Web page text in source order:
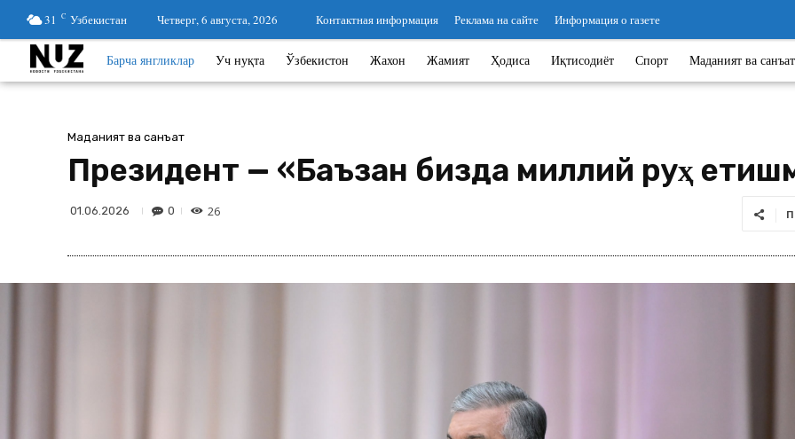
31 C Узбекистан Четверг, 6 августа, 2026 Контактная информация Реклама на сайте Информация о газете
Барча янгликлар Уч нуқта Ўзбекистон Жахон Жамият Ҳодиса Иқтисодиёт Спорт Маданият ва санъат
Маданият ва санъат
Президент — «Баъзан бизда миллий руҳ
01.06.2026 0 26